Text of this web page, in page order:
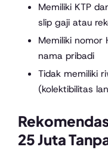
Memiliki KTP
slip gaji atau
Memiliki nomor
nama pribadi
Tidak memiliki
(kolektibilitas
25 Juta